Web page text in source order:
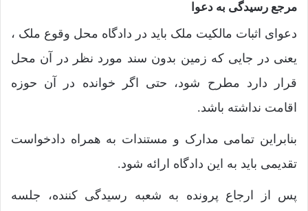
مرجع رسیدگی به دعوا
دعوای اثبات مالکیت ملک باید در دادگاه محل وقوع ملک ،
یعنی در جایی که زمین بدون سند مورد نظر در آن محل
قرار دارد مطرح شود، حتی اگر خوانده در آن حوزه
اقامت نداشته باشد.
بنابراین تمامی مدارک و مستندات به همراه دادخواست
تقدیمی باید به این دادگاه ارائه شود.
پس از ارجاع پرونده به شعبه رسیدگی کننده، جلسه